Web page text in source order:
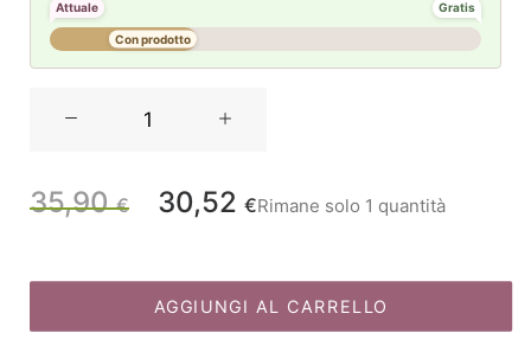
Attuale Gratis
Con prodotto
Vassoio
35,90€
originale
30,52 €Il
attuale
Rimane solo 1 quantità
AGGIUNGI AL CARRELLO